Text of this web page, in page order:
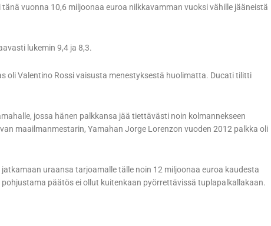
vuonna 10,6 miljoonaa euroa nilkkavamman vuoksi vähille jääneistä
lukemin 9,4 ja 8,3.
oli Valentino Rossi vaisusta menestyksestä huolimatta. Ducati tilitti
jossa hänen palkkansa jää tiettävästi noin kolmannekseen
maailmanmestarin, Yamahan Jorge Lorenzon vuoden 2012 palkka oli
uraansa tarjoamalle tälle noin 12 miljoonaa euroa kaudesta
päätös ei ollut kuitenkaan pyörrettävissä tuplapalkallakaan.